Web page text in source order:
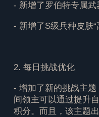
- 新增了罗伯特专属武
- 新增了S级兵种皮肤“
2. 每日挑战优化
- 增加了新的挑战主
间领主可以通过提升
积分。而且，该主题